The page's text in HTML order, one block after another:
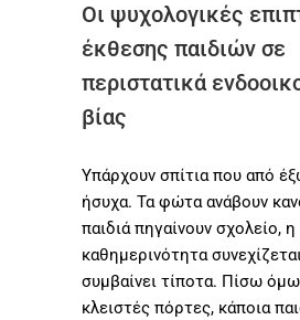
Οι ψυχολογικές
έκθεσης παιδιών σε
περιστατικά
βίας
Υπάρχουν σπίτια που από
ήσυχα. Τα φώτα ανάβουν
παιδιά πηγαίνουν σχολείο, η
καθημερινότητα
συμβαίνει τίποτα. Πίσω
κλειστές πόρτες, κάποια